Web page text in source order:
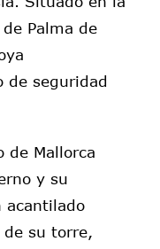
Palma de
de seguridad
de Mallorca
y su
acantilado
su torre,